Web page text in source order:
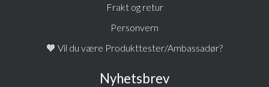
Frakt og retur
Personvern
🧡 Vil du være Produkttester/Ambassadør?
Nyhetsbrev